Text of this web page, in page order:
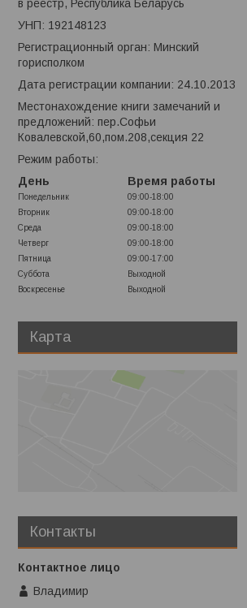
в реестр, Республика Беларусь
УНП: 192148123
Регистрационный орган: Минский
горисполком
Дата регистрации компании: 24.10.2013
Местонахождение книги замечаний и
предложений: пер.Софьи
Ковалевской,60,пом.208,секция 22
Режим работы:
День
Время работы
Понедельник
09:00-18:00
Вторник
09:00-18:00
Среда
09:00-18:00
Четверг
09:00-18:00
Пятница
09:00-17:00
Суббота
Выходной
Воскресенье
Выходной
Карта
Контакты
Владимир